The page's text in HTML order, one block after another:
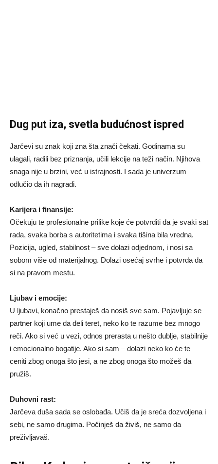
Dug put iza, svetla budućnost ispred
Jarčevi su znak koji zna šta znači čekati. Godinama su
ulagali, radili bez priznanja, učili lekcije na teži način. Njihova
snaga nije u brzini, već u istrajnosti. I sada je univerzum
odlučio da ih nagradi.
Karijera i finansije:
Očekuju te profesionalne prilike koje će potvrditi da je svaki sat
rada, svaka borba s autoritetima i svaka tišina bila vredna.
Pozicija, ugled, stabilnost – sve dolazi odjednom, i nosi sa
sobom više od materijalnog. Dolazi osećaj svrhe i potvrda da
si na pravom mestu.
Ljubav i emocije:
U ljubavi, konačno prestaješ da nosiš sve sam. Pojavljuje se
partner koji ume da deli teret, neko ko te razume bez mnogo
reči. Ako si već u vezi, odnos prerasta u nešto dublje, stabilnije
i emocionalno bogatije. Ako si sam – dolazi neko ko će te
ceniti zbog onoga što jesi, a ne zbog onoga što možeš da
pružiš.
Duhovni rast:
Jarčeva duša sada se oslobađa. Učiš da je sreća dozvoljena i
sebi, ne samo drugima. Počinješ da živiš, ne samo da
preživljavaš.